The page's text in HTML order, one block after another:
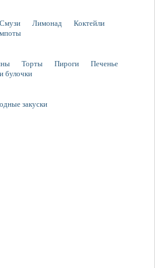
Смузи Лимонад
Коктейли
Торты Пироги
Печенье
булочки
закуски